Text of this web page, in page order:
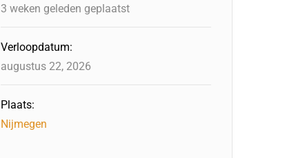
3 weken geleden geplaatst
Verloopdatum:
augustus 22, 2026
Plaats:
Nijmegen